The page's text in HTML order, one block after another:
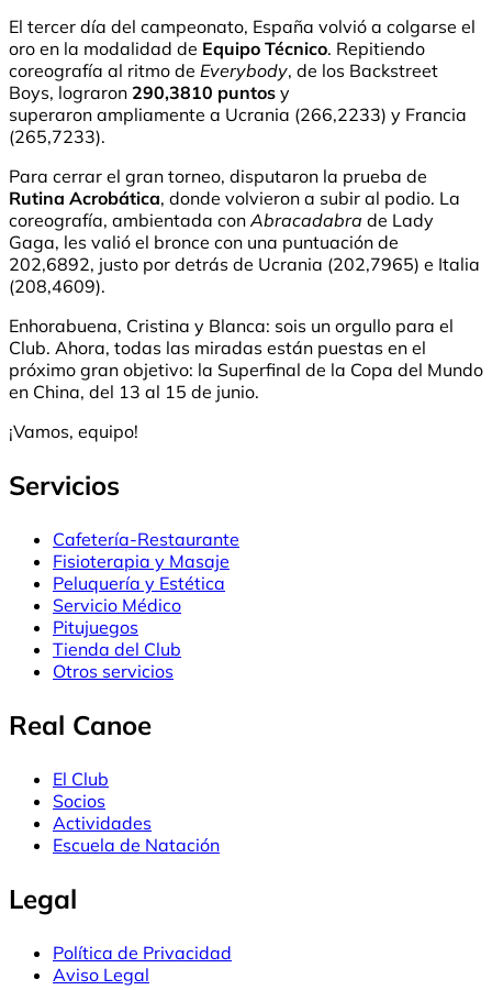
El tercer día del campeonato, España volvió a colgarse el
oro en la modalidad de Equipo Técnico. Repitiendo
coreografía al ritmo de Everybody, de los Backstreet
Boys, lograron 290,3810 puntos y
superaron ampliamente a Ucrania (266,2233) y Francia
(265,7233).
Para cerrar el gran torneo, disputaron la prueba de
Rutina Acrobática, donde volvieron a subir al podio. La
coreografía, ambientada conAbracadabra de Lady
Gaga, les valió el bronce con una puntuación de
202,6892, justo por detrás de Ucrania (202,7965) e Italia
(208,4609).
Enhorabuena, Cristina y Blanca: sois un orgullo para el
Club. Ahora, todas las miradas están puestas en el
próximo gran objetivo: la Superfinal de la Copa del Mundo
en China, del 13 al 15 de junio.
¡Vamos, equipo!
Servicios
Cafetería-Restaurante
Fisioterapia y Masaje
Peluquería y Estética
Servicio Médico
Pitujuegos
Tienda del Club
Otros servicios
Real Canoe
El Club
Socios
Actividades
Escuela de Natación
Legal
Política de Privacidad
Aviso Legal